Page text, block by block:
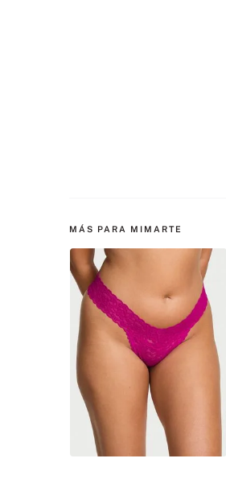
MÁS PARA MIMARTE